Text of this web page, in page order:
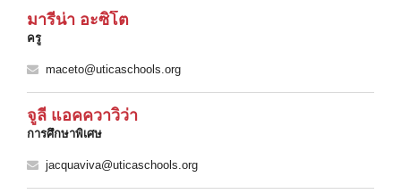
มารีน่า อะซิโต
ครู
maceto@uticaschools.org
จูลี่ แอคควาวิว่า
การศึกษาพิเศษ
jacquaviva@uticaschools.org